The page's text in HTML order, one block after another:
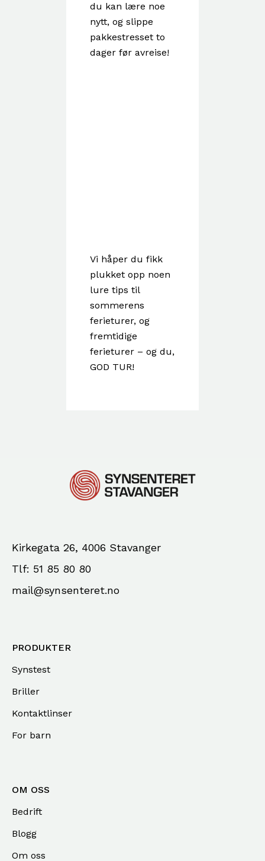
du kan lære noe
nytt, og slippe
pakkestresset to
dager før avreise!
Vi håper du fikk
plukket opp noen
lure tips til
sommerens
ferieturer, og
fremtidige
ferieturer – og du,
GOD TUR!
Kirkegata 26, 4006 Stavanger
Tlf: 51 85 80 80
mail@synsenteret.no
PRODUKTER
Synstest
Briller
Kontaktlinser
For barn
OM OSS
Bedrift
Blogg
Om oss